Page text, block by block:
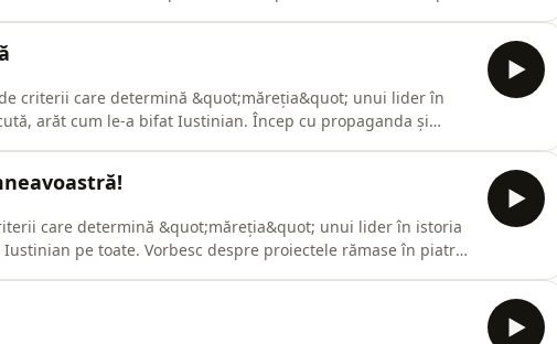
criterii care determină &quot;măreția&quot; unui lider în
arăt cum le-a bifat Iustinian. Încep cu propaganda și
care determină &quot;măreția&quot; unui lider în istoria
pe toate. Vorbesc despre proiectele rămase în piatră